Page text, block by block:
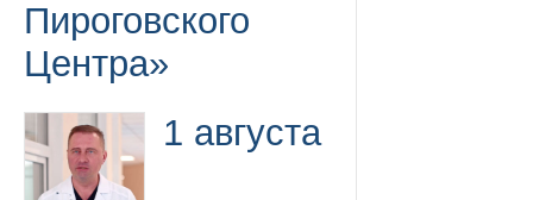
Пироговского
Центра»
1 августа